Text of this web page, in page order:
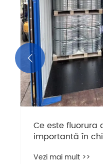
Ce este fluorura
importantă în
Vezi mai mult >>
